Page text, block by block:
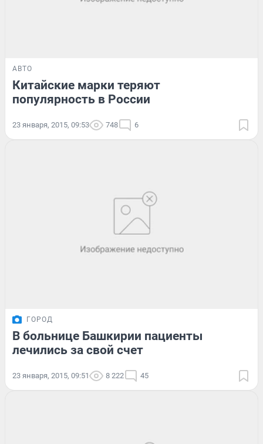
АВТО
Китайские марки теряют
популярность в России
23 января, 2015, 09:53 748 6
ГОРОД
В больнице Башкирии пациенты
лечились за свой счет
23 января, 2015, 09:51 8 222 45